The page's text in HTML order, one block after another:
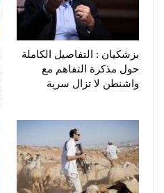
بزشكيان : التفاصيل الكاملة
حول مذكرة التفاهم مع
واشنطن لا تزال سرية